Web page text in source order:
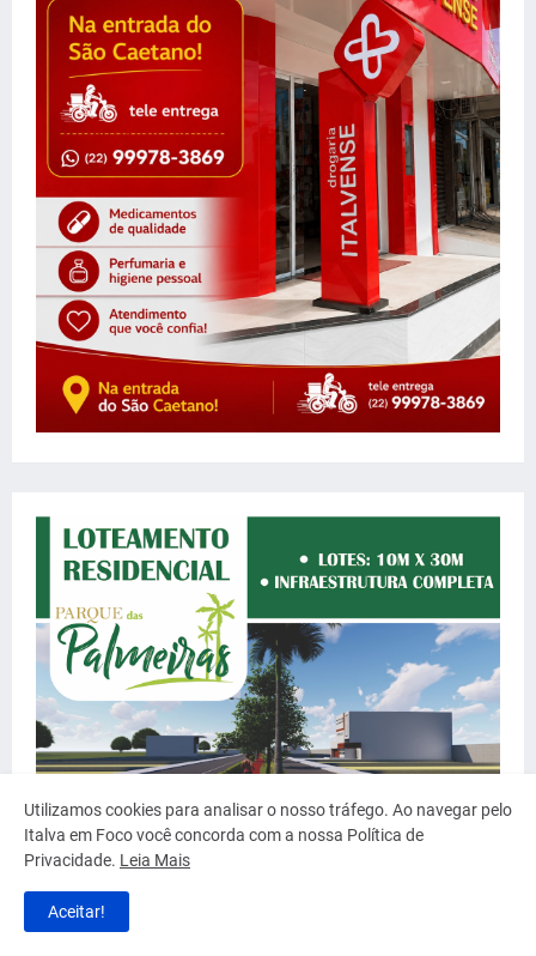
Utilizamos cookies para analisar o nosso tráfego. Ao navegar pelo
Italva em Foco você concorda com a nossa Política de
Privacidade. Leia Mais
Aceitar!